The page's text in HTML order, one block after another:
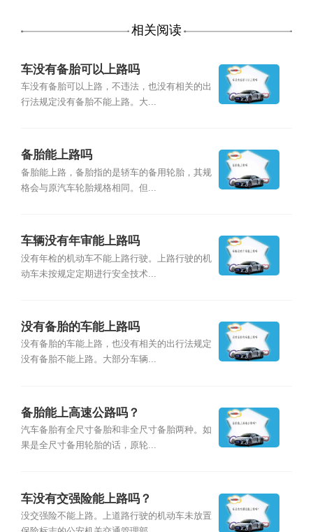
相关阅读
车没有备胎可以上路吗
车没有备胎可以上路，不违法，也没有相关的出
行法规定没有备胎不能上路。大...
备胎能上路吗
备胎能上路，备胎指的是轿车的备用轮胎，其规
格会与原汽车轮胎规格相同。但...
车辆没有年审能上路吗
没有年检的机动车不能上路行驶。上路行驶的机
动车未按规定定期进行安全技术...
没有备胎的车能上路吗
没有备胎的车能上路，也没有相关的出行法规定
没有备胎不能上路。大部分车辆...
备胎能上高速公路吗？
汽车备胎有全尺寸备胎和非全尺寸备胎两种。如
果是全尺寸备用轮胎的话，原轮...
车没有交强险能上路吗？
没交强险不能上路。上道路行驶的机动车未放置